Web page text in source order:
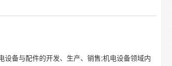
备与配件的开发、生产、销售;机电设备领域内